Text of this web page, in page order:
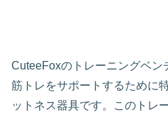
CuteeFoxのトレーニングベ
筋トレをサポートするために
ットネス器具です。このトレ